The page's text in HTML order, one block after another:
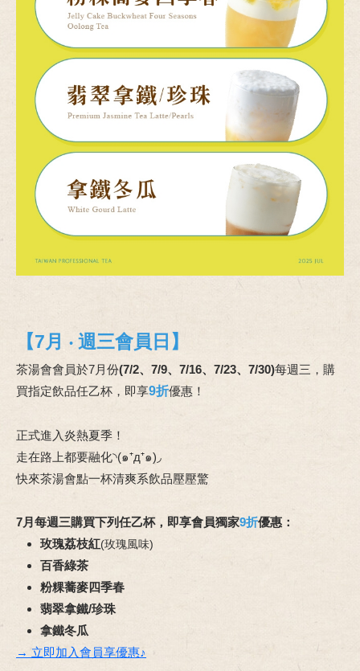
【7月 ‧ 週三會員日】
茶湯會會員於7月份(7/2、7/9、7/16、7/23、7/30)每週三，購
買指定飲品任乙杯，即享9折優惠 ！
正式進入炎熱夏季！
走在路上都要融化◝(๑⁺д⁺๑)◞
快來茶湯會點一杯清爽系飲品壓壓驚
7月每週三購買下列任乙杯，即享會員獨家9折優惠：
玫瑰荔枝紅(玫瑰風味)
百香綠茶
粉粿蕎麥四季春
翡翠拿鐵/珍珠
拿鐵冬瓜
→ 立即加入會員享優惠♪